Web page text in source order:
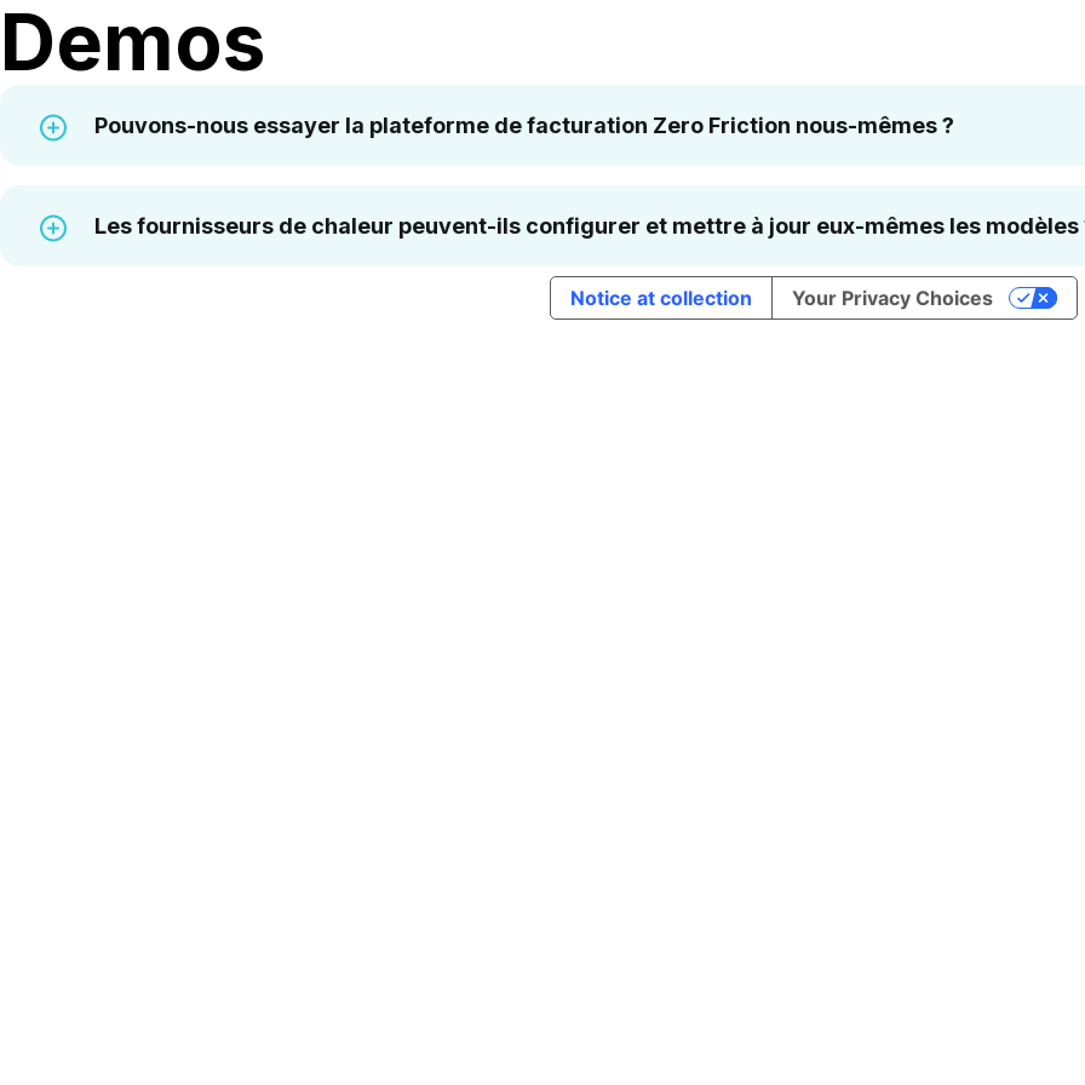
Demos
Pouvons-nous essayer la plateforme de facturation Zero Friction nous-mêmes ?
Les fournisseurs de chaleur peuvent-ils configurer et mettre à jour eux-mêmes les modèles
Oui, la plateforme Zero Friction est entièrement configurable par le client. Il existe de nombreuses possibilités,
par le client. De plus, chaque document et modèle d'e-mail peuvent être personnalisés par le client.
Notice at collection Your Privacy Choices